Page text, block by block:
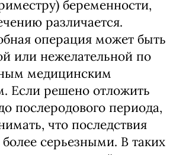
беременности,
различается.
операция может быть
или нежелательной по
медицинским
Если решено отложить
послеродового периода,
что последствия
серьезными. В таких